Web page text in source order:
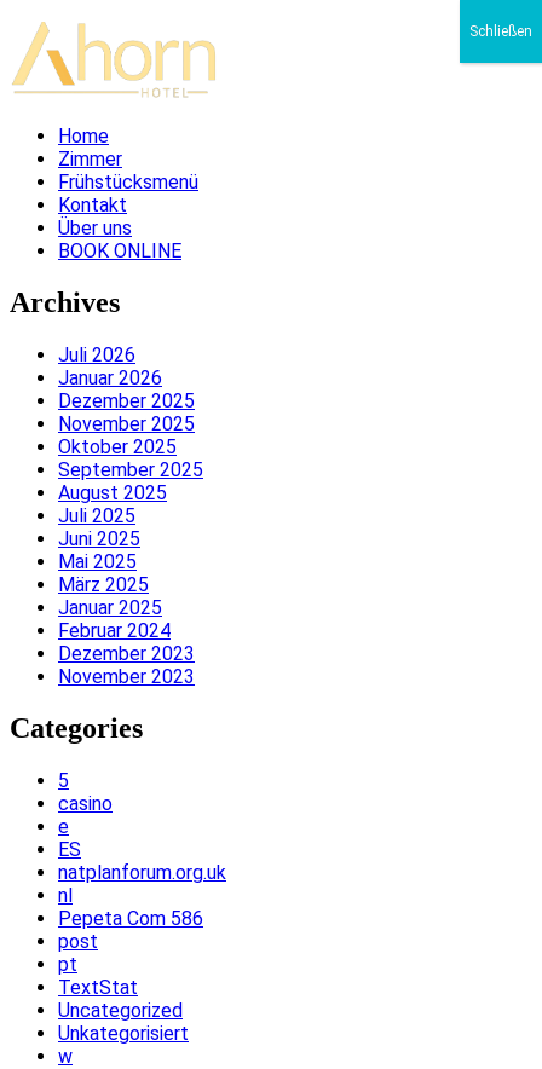
Home
Zimmer
Frühstücksmenü
Kontakt
Über uns
BOOK ONLINE
Archives
Juli 2026
Januar 2026
Dezember 2025
November 2025
Oktober 2025
September 2025
August 2025
Juli 2025
Juni 2025
Mai 2025
März 2025
Januar 2025
Februar 2024
Dezember 2023
November 2023
Categories
5
casino
e
ES
natplanforum.org.uk
nl
Pepeta Com 586
post
pt
TextStat
Uncategorized
Unkategorisiert
w
Schließen